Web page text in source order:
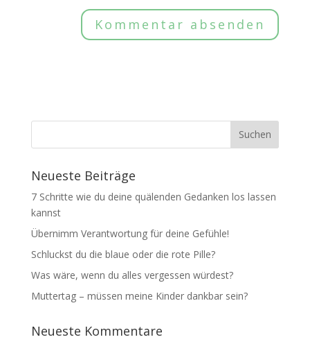
Neueste Beiträge
7 Schritte wie du deine quälenden Gedanken los lassen
kannst
Übernimm Verantwortung für deine Gefühle!
Schluckst du die blaue oder die rote Pille?
Was wäre, wenn du alles vergessen würdest?
Muttertag – müssen meine Kinder dankbar sein?
Neueste Kommentare